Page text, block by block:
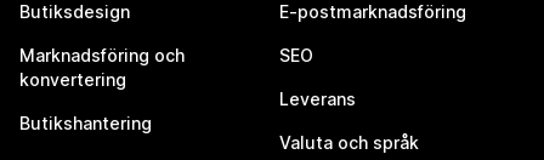
Butiksdesign
Marknadsföring och
konvertering
Butikshantering
E-postmarknadsföring
SEO
Leverans
Valuta och språk